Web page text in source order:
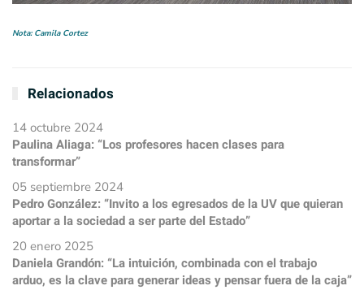
Nota: Camila Cortez
Relacionados
14 octubre 2024
Paulina Aliaga: “Los profesores hacen clases para
transformar”
05 septiembre 2024
Pedro González: “Invito a los egresados de la UV que quieran
aportar a la sociedad a ser parte del Estado”
20 enero 2025
Daniela Grandón: “La intuición, combinada con el trabajo
arduo, es la clave para generar ideas y pensar fuera de la caja”